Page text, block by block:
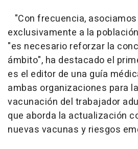
"Con frecuencia,
exclusivamente a la
"es necesario reforzar la
ámbito", ha destacado el
es el editor de una guía
ambas organizaciones para
vacunación del trabajador
que aborda la actualización
nuevas vacunas y riesgos